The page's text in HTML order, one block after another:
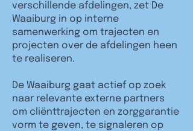
verschillende afdelingen, zet De
Waaiburg in op interne
samenwerking om trajecten en
projecten over de afdelingen heen
te realiseren.
De Waaiburg gaat actief op zoek
naar relevante externe partners
om cliënttrajecten en zorggarantie
vorm te geven, te signaleren op